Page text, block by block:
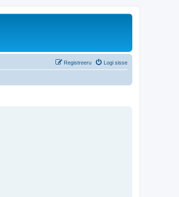
Logi sisse
Registreeru